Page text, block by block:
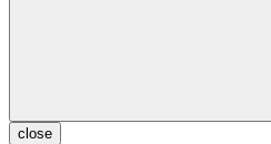
close